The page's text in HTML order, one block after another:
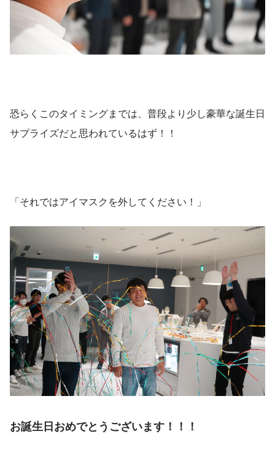
恐らくこのタイミングまでは、普段より少し豪華な誕生日
サプライズだと思われているはず！！
「それではアイマスクを外してください！」
お誕生日おめでとうございます！！！